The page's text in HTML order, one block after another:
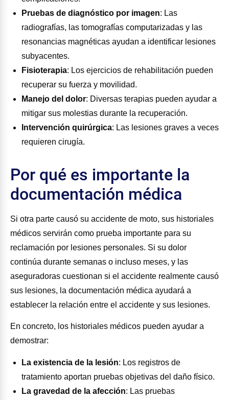
Pruebas de diagnóstico por imagen: Las
radiografías, las tomografías computarizadas y las
resonancias magnéticas ayudan a identificar lesiones
subyacentes.
Fisioterapia: Los ejercicios de rehabilitación pueden
recuperar su fuerza y movilidad.
Manejo del dolor: Diversas terapias pueden ayudar a
mitigar sus molestias durante la recuperación.
Intervención quirúrgica: Las lesiones graves a veces
requieren cirugía.
Por qué es importante la
documentación médica
Si otra parte causó su accidente de moto, sus historiales
médicos servirán como prueba importante para su
reclamación por lesiones personales. Si su dolor
continúa durante semanas o incluso meses, y las
aseguradoras cuestionan si el accidente realmente causó
sus lesiones, la documentación médica ayudará a
establecer la relación entre el accidente y sus lesiones.
En concreto, los historiales médicos pueden ayudar a
demostrar:
La existencia de la lesión: Los registros de
tratamiento aportan pruebas objetivas del daño físico.
La gravedad de la afección: Las pruebas